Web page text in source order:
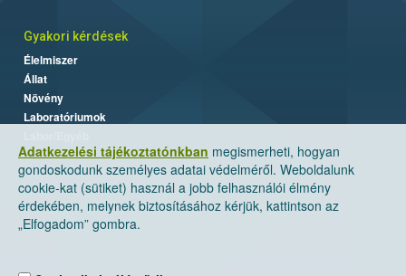
Adatkezelési tájékoztatónkban megismerheti, hogyan
gondoskodunk személyes adatai védelméről. Weboldalunk
cookie-kat (sütiket) használ a jobb felhasználói élmény
érdekében, melynek biztosításához kérjük, kattintson az
„Elfogadom” gombra.
Gyakori kérdések
Élelmiszer
Állat
Növény
Laboratóriumok